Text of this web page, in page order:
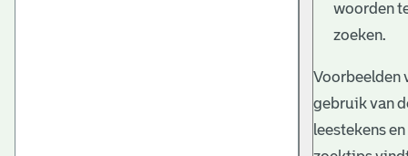
woorden
zoeken.
Voorbeelden
gebruik van
leestekens